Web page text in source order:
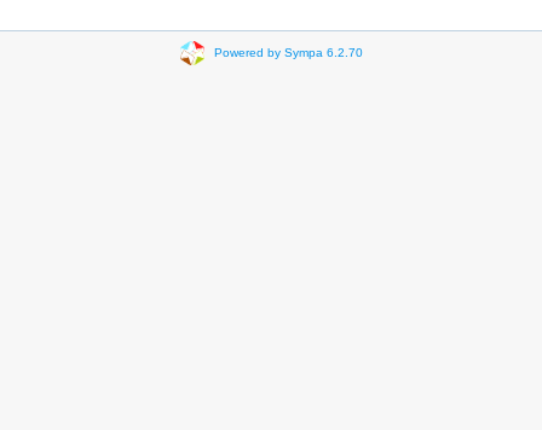
Powered by Sympa 6.2.70